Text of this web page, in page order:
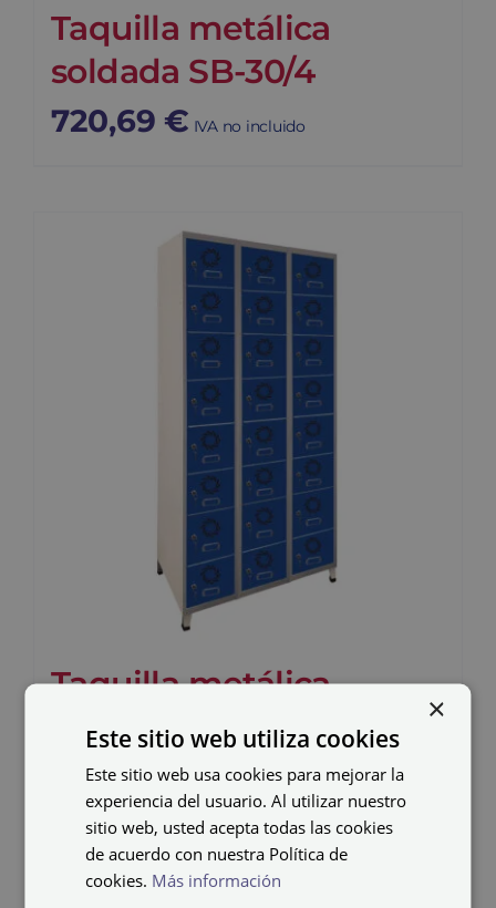
Taquilla metálica
soldada SB-30/4
720,69 € IVA no incluido
Taquilla metálica
soldada SZ-25/3
613,24€ IVA no incluido
×
Este sitio web utiliza cookies
Este sitio web usa cookies para mejorar la
experiencia del usuario. Al utilizar nuestro
sitio web, usted acepta todas las cookies
de acuerdo con nuestra Política de
cookies. Más información